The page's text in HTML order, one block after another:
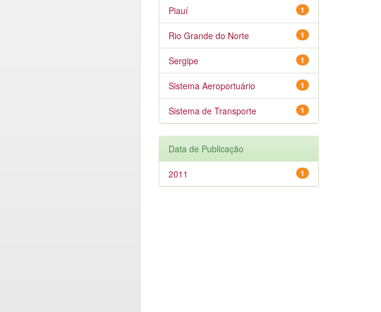
1
Piauí
1
Rio Grande do Norte
1
Sergipe
1
Sistema Aeroportuário
1
Sistema de Transporte
Data de Publicação
1
2011